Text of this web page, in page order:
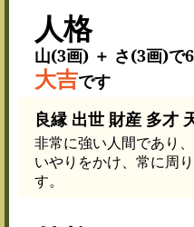
人格
山(3画) ＋ さ(3画)で
大吉です
良縁 出世 財産 多才
非常に強い人間であり
いやりをかけ、常に周
す。